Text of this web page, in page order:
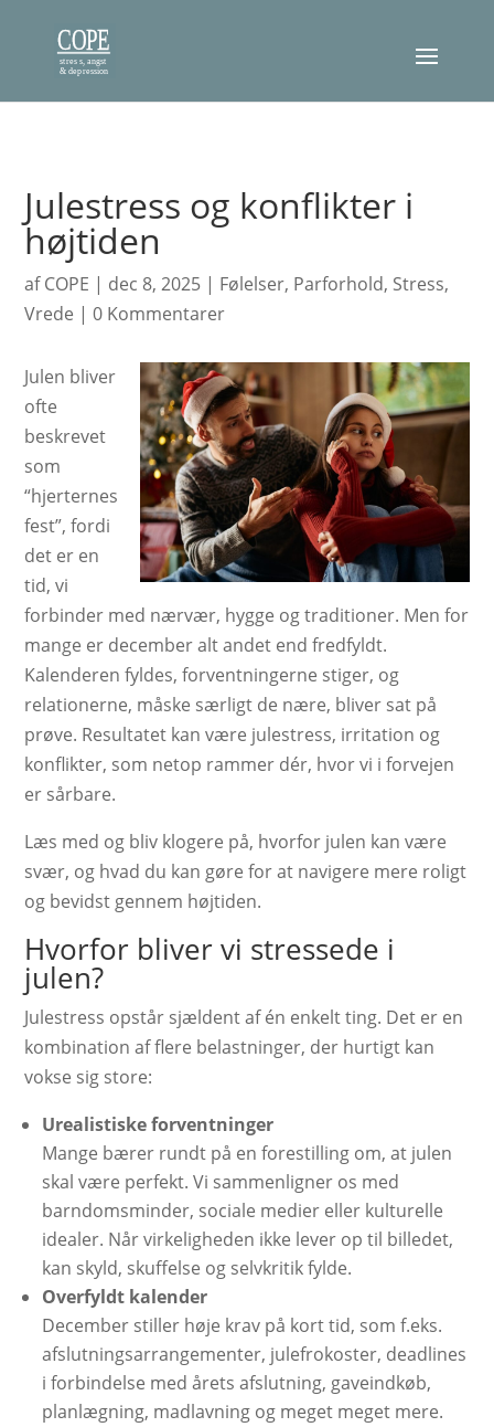
Julestress og konflikter i
højtiden
afCOPE | dec 8, 2025 | Følelser, Parforhold, Stress,
Vrede |0 Kommentarer
Julen bliver
ofte
beskrevet
som
“hjerternes
fest”, fordi
det er en
tid, vi
forbinder med nærvær, hygge og traditioner. Men for
mange er december alt andet end fredfyldt.
Kalenderen fyldes, forventningerne stiger, og
relationerne, måske særligt de nære, bliver sat på
prøve. Resultatet kan være julestress, irritation og
konflikter, som netop rammer dér, hvor vi i forvejen
er sårbare.
Læs med og bliv klogere på, hvorfor julen kan være
svær, og hvad du kan gøre for at navigere mere roligt
og bevidst gennem højtiden.
Hvorfor bliver vi stressede i
julen?
Julestress opstår sjældent af én enkelt ting. Det er en
kombination af flere belastninger, der hurtigt kan
vokse sig store:
Urealistiske forventninger
Mange bærer rundt på en forestilling om, at julen
skal være perfekt. Vi sammenligner os med
barndomsminder, sociale medier eller kulturelle
idealer. Når virkeligheden ikke lever op til billedet,
kan skyld, skuffelse og selvkritik fylde.
Overfyldt kalender
December stiller høje krav på kort tid, som f.eks.
afslutningsarrangementer, julefrokoster, deadlines
i forbindelse med årets afslutning, gaveindkøb,
planlægning, madlavning og meget meget mere.